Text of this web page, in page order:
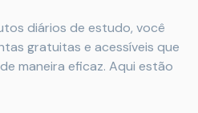
diários de estudo, você
gratuitas e acessíveis que
maneira eficaz. Aqui estão